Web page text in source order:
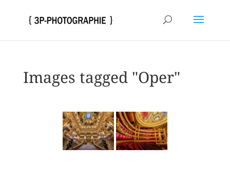
Images tagged "Oper"